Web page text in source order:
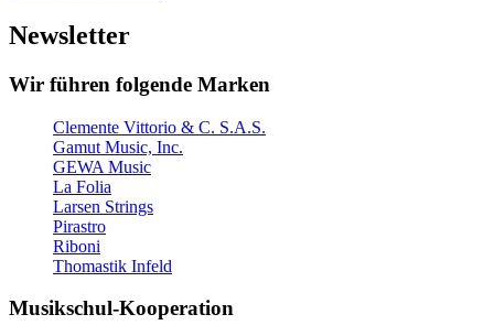
Newsletter
Wir führen folgende Marken
Clemente Vittorio & C. S.A.S.
Gamut Music, Inc.
GEWA Music
La Folia
Larsen Strings
Pirastro
Riboni
Thomastik Infeld
Musikschul-Kooperation